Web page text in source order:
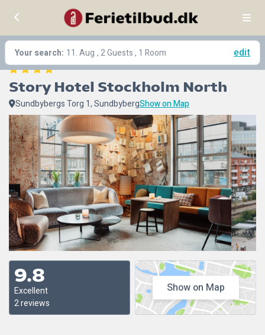
Your search: 11. Aug , 2 Guests , 1 Room edit
Story Hotel Stockholm North
Sundbybergs Torg 1, SundbybergShow on Map
9.8
Excellent
2 reviews
Show on Map